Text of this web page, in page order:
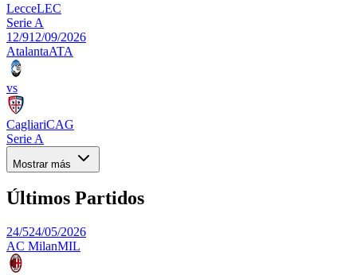
LecceLEC
Serie A
12/912/09/2026
AtalantaATA
vs
CagliariCAG
Serie A
Mostrar más
Últimos Partidos
24/524/05/2026
AC MilanMIL